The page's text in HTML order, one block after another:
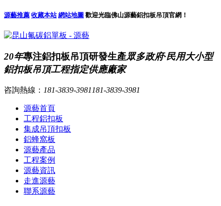
源藝推薦 收藏本站 網站地圖 歡迎光臨佛山源藝鋁扣板吊頂官網！
20年專注鋁扣板吊頂研發生產眾多政府·民用大小型
鋁扣板吊頂工程指定供應廠家
咨詢熱線： 181-3839-3981 181-3839-3981
源藝首頁
工程鋁扣板
集成吊頂扣板
鋁蜂窩板
源藝產品
工程案例
源藝資訊
走進源藝
聯系源藝